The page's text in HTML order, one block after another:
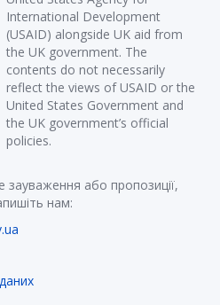
International Development
(USAID) alongside UK aid from
the UK government. The
contents do not necessarily
reflect the views of USAID or the
United States Government and
the UK government’s official
policies.
зауваження або пропозиції,
нам: